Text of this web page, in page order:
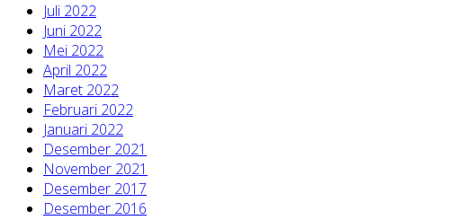
Juli 2022
Juni 2022
Mei 2022
April 2022
Maret 2022
Februari 2022
Januari 2022
Desember 2021
November 2021
Desember 2017
Desember 2016